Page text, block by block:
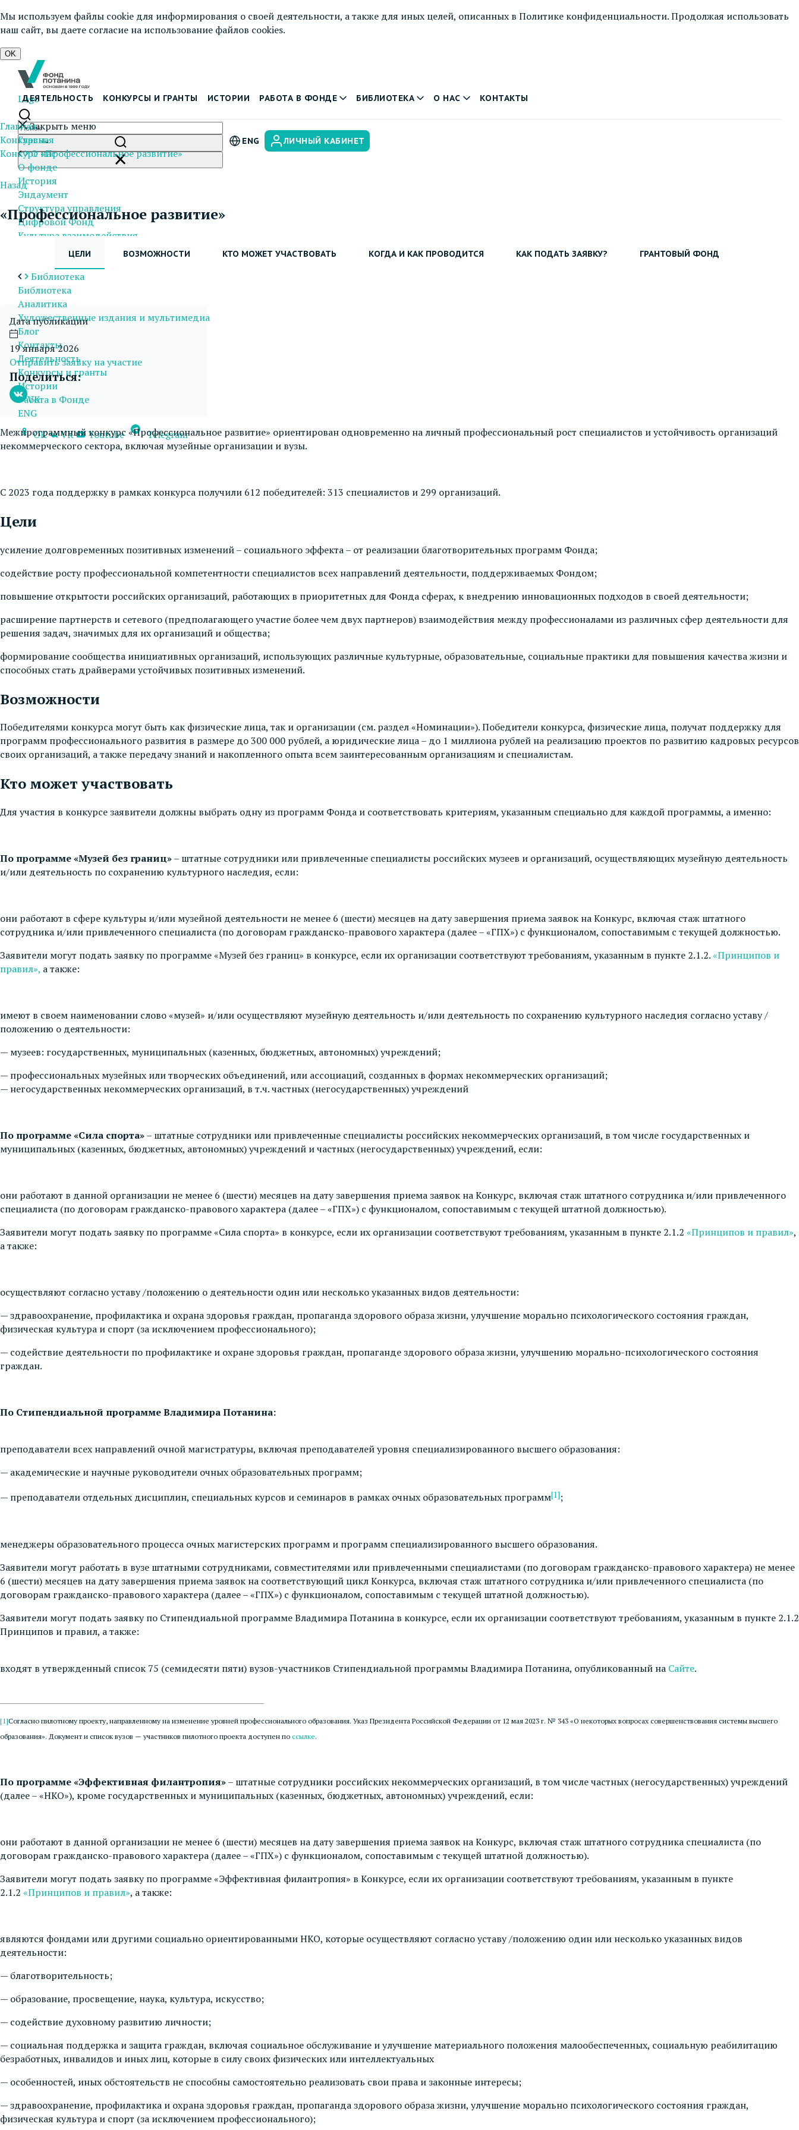
Мы используем файлы cookie для информирования о своей деятельности, а также для иных целей, описанных в Политике конфиденциальности. Продолжая использовать
наш сайт, вы даете согласие на использование файлов cookies.
OK
Logo
ДЕЯТЕЛЬНОСТЬ КОНКУРСЫ И ГРАНТЫ ИСТОРИИ РАБОТА В ФОНДЕ БИБЛИОТЕКА О НАС КОНТАКТЫ
ENG ЛИЧНЫЙ КАБИНЕТ
Закрыть меню
Главная
О нас
О фонде
История
Эндаумент
Структура управления
Цифровой Фонд
Культура взаимодействия
Документы и отчеты
Библиотека
Библиотека
Аналитика
Художественные издания и мультимедиа
Блог
Контакты
Деятельность
Конкурсы и гранты
Истории
Работа в Фонде
ENG
OK
VK Youtube Telegram
Главная
Конкурсы
Конкурс «Профессиональное развитие»
Назад
«Профессиональное развитие»
ЦЕЛИ ВОЗМОЖНОСТИ КТО МОЖЕТ УЧАСТВОВАТЬ КОГДА И КАК ПРОВОДИТСЯ КАК ПОДАТЬ ЗАЯВКУ? ГРАНТОВЫЙ ФОНД
Дата публикации
19 января 2026
Отправить заявку на участие
Поделиться:
VK
Межпрограммный конкурс «Профессиональное развитие» ориентирован одновременно на личный профессиональный рост специалистов и устойчивость организаций
некоммерческого сектора, включая музейные организации и вузы.
С 2023 года поддержку в рамках конкурса получили 612 победителей: 313 специалистов и 299 организаций.
Цели
усиление долговременных позитивных изменений – социального эффекта – от реализации благотворительных программ Фонда;
содействие росту профессиональной компетентности специалистов всех направлений деятельности, поддерживаемых Фондом;
повышение открытости российских организаций, работающих в приоритетных для Фонда сферах, к внедрению инновационных подходов в своей деятельности;
расширение партнерств и сетевого (предполагающего участие более чем двух партнеров) взаимодействия между профессионалами из различных сфер деятельности для
решения задач, значимых для их организаций и общества;
формирование сообщества инициативных организаций, использующих различные культурные, образовательные, социальные практики для повышения качества жизни и
способных стать драйверами устойчивых позитивных изменений.
Возможности
Победителями конкурса могут быть как физические лица, так и организации (см. раздел «Номинации»). Победители конкурса, физические лица, получат поддержку для
программ профессионального развития в размере до 300 000 рублей, а юридические лица – до 1 миллиона рублей на реализацию проектов по развитию кадровых ресурсов
своих организаций, а также передачу знаний и накопленного опыта всем заинтересованным организациям и специалистам.
Кто может участвовать
Для участия в конкурсе заявители должны выбрать одну из программ Фонда и соответствовать критериям, указанным специально для каждой программы, а именно:
По программе «Музей без границ»– штатные сотрудники или привлеченные специалисты российских музеев и организаций, осуществляющих музейную деятельность
и/или деятельность по сохранению культурного наследия, если:
они работают в сфере культуры и/или музейной деятельности не менее 6 (шести) месяцев на дату завершения приема заявок на Конкурс, включая стаж штатного
сотрудника и/или привлеченного специалиста (по договорам гражданско-правового характера (далее – «ГПХ») с функционалом, сопоставимым с текущей должностью.
Заявители могут подать заявку по программе «Музей без границ» в конкурсе, если их организации соответствуют требованиям, указанным в пункте 2.1.2.«Принципов и
правил», а также:
имеют в своем наименовании слово «музей» и/или осуществляют музейную деятельность и/или деятельность по сохранению культурного наследия согласно уставу /
положению о деятельности:
— музеев: государственных, муниципальных (казенных, бюджетных, автономных) учреждений;
— профессиональных музейных или творческих объединений, или ассоциаций, созданных в формах некоммерческих организаций;
— негосударственных некоммерческих организаций, в т.ч. частных (негосударственных) учреждений
По программе «Сила спорта»– штатные сотрудники или привлеченные специалисты российских некоммерческих организаций, в том числе государственных и
муниципальных (казенных, бюджетных, автономных) учреждений и частных (негосударственных) учреждений, если:
они работают в данной организации не менее 6 (шести) месяцев на дату завершения приема заявок на Конкурс, включая стаж штатного сотрудника и/или привлеченного
специалиста (по договорам гражданско-правового характера (далее – «ГПХ») с функционалом, сопоставимым с текущей штатной должностью).
Заявители могут подать заявку по программе «Сила спорта» в конкурсе, если их организации соответствуют требованиям, указанным в пункте 2.1.2 «Принципов и правил»,
а также:
осуществляют согласно уставу /положению о деятельности один или несколько указанных видов деятельности:
— здравоохранение, профилактика и охрана здоровья граждан, пропаганда здорового образа жизни, улучшение морально психологического состояния граждан,
физическая культура и спорт (за исключением профессионального);
— содействие деятельности по профилактике и охране здоровья граждан, пропаганде здорового образа жизни, улучшению морально-психологического состояния
граждан.
По Стипендиальной программе Владимира Потанина:
преподаватели всех направлений очной магистратуры, включая преподавателей уровня специализированного высшего образования:
— академические и научные руководители очных образовательных программ;
— преподаватели отдельных дисциплин, специальных курсов и семинаров в рамках очных образовательных программ[1];
менеджеры образовательного процесса очных магистерских программ и программ специализированного высшего образования.
Заявители могут работать в вузе штатными сотрудниками, совместителями или привлеченными специалистами (по договорам гражданско-правового характера) не менее
6 (шести) месяцев на дату завершения приема заявок на соответствующий цикл Конкурса, включая стаж штатного сотрудника и/или привлеченного специалиста (по
договорам гражданско-правового характера (далее – «ГПХ») с функционалом, сопоставимым с текущей штатной должностью).
Заявители могут подать заявку по Стипендиальной программе Владимира Потанина в конкурсе, если их организации соответствуют требованиям, указанным в пункте 2.1.2
Принципов и правил, а также:
входят в утвержденный список 75 (семидесяти пяти) вузов-участников Стипендиальной программы Владимира Потанина, опубликованный на Сайте.
[1]Согласно пилотному проекту, направленному на изменение уровней профессионального образования. Указ Президента Российской Федерации от 12 мая 2023 г. № 343 «О некоторых вопросах совершенствования системы высшего
образования». Документ и список вузов — участников пилотного проекта доступен по ссылке.
По программе «Эффективная филантропия»– штатные сотрудники российских некоммерческих организаций, в том числе частных (негосударственных) учреждений
(далее – «НКО»), кроме государственных и муниципальных (казенных, бюджетных, автономных) учреждений, если:
они работают в данной организации не менее 6 (шести) месяцев на дату завершения приема заявок на Конкурс, включая стаж штатного сотрудника специалиста (по
договорам гражданско-правового характера (далее – «ГПХ») с функционалом, сопоставимым с текущей штатной должностью).
Заявители могут подать заявку по программе «Эффективная филантропия» в Конкурсе, если их организации соответствуют требованиям, указанным в пункте
2.1.2 «Принципов и правил», а также:
являются фондами или другими социально ориентированными НКО, которые осуществляют согласно уставу /положению один или несколько указанных видов
деятельности:
— благотворительность;
— образование, просвещение, наука, культура, искусство;
— содействие духовному развитию личности;
— социальная поддержка и защита граждан, включая социальное обслуживание и улучшение материального положения малообеспеченных, социальную реабилитацию
безработных, инвалидов и иных лиц, которые в силу своих физических или интеллектуальных
— особенностей, иных обстоятельств не способны самостоятельно реализовать свои права и законные интересы;
— здравоохранение, профилактика и охрана здоровья граждан, пропаганда здорового образа жизни, улучшение морально психологического состояния граждан,
физическая культура и спорт (за исключением профессионального);